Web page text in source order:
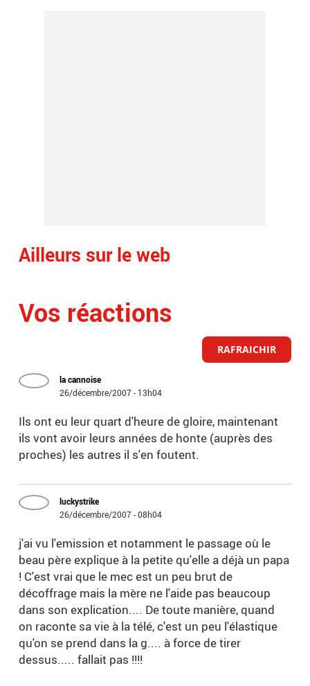
Ailleurs sur le web
Vos réactions
RAFRAICHIR
la cannoise
26/décembre/2007 - 13h04
Ils ont eu leur quart d'heure de gloire, maintenant
ils vont avoir leurs années de honte (auprès des
proches) les autres il s'en foutent.
luckystrike
26/décembre/2007 - 08h04
j'ai vu l'emission et notamment le passage où le
beau père explique à la petite qu'elle a déjà un papa
! C'est vrai que le mec est un peu brut de
décoffrage mais la mère ne l'aide pas beaucoup
dans son explication.... De toute manière, quand
on raconte sa vie à la télé, c'est un peu l'élastique
qu'on se prend dans la g.... à force de tirer
dessus..... fallait pas !!!!